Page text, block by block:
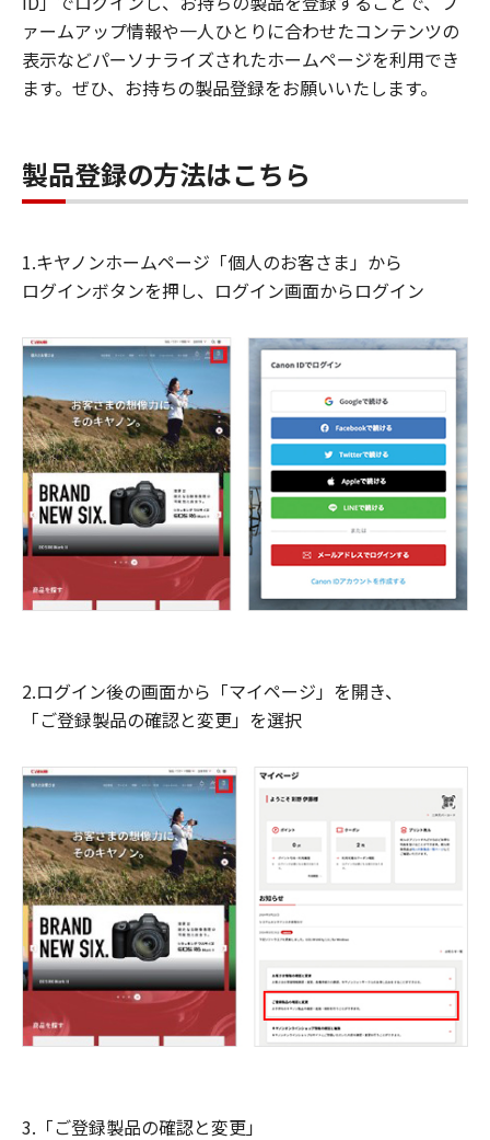
ァームアップ情報や一人ひとりに合わせたコンテンツの
表示などパーソナライズされたホームページを利用でき
ます。ぜひ、お持ちの製品登録をお願いいたします。
製品登録の方法はこちら
1.キヤノンホームページ「個人のお客さま」から
ログインボタンを押し、ログイン画面からログイン
2.ログイン後の画面から「マイページ」を開き、
「ご登録製品の確認と変更」を選択
3.「ご登録製品の確認と変更」